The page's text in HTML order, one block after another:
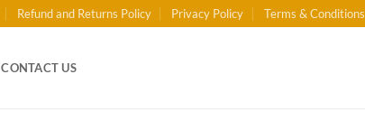
Refund and Returns Policy Privacy Policy Terms & Conditions
CONTACT US